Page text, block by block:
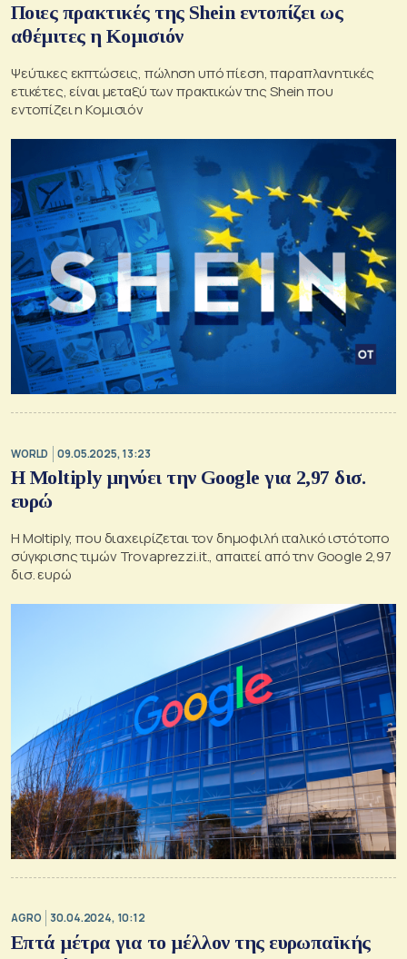
Ποιες πρακτικές της Shein εντοπίζει ως
αθέμιτες η Κομισιόν
Ψεύτικες εκπτώσεις, πώληση υπό πίεση, παραπλανητικές
ετικέτες, είναι μεταξύ των πρακτικών της Shein που
εντοπίζει η Κομισιόν
WORLD 09.05.2025, 13:23
H Moltiply μηνύει την Google για 2,97 δισ.
ευρώ
Η Moltiply, που διαχειρίζεται τον δημοφιλή ιταλικό ιστότοπο
σύγκρισης τιμών Trovaprezzi.it., απαιτεί από την Google 2,97
δισ. ευρώ
AGRO 30.04.2024, 10:12
Επτά μέτρα για το μέλλον της ευρωπαϊκής